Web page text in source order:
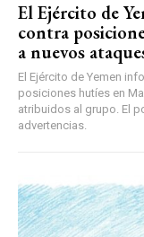
El Ejército de
contra
a nuevos
El Ejército de Yemen
posiciones hutíes en
atribuidos al grupo. El
advertencias.